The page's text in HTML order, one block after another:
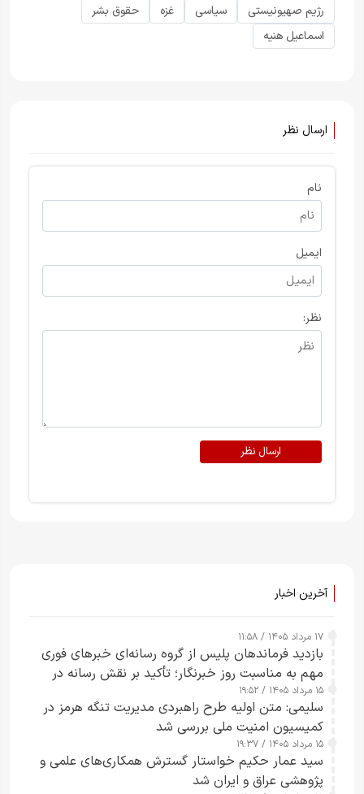
رژیم صهیونیستی
سیاسی غزه
حقوق بشر
اسماعیل هنیه
ارسال نظر
نام
ایمیل
نظر:
ارسال نظر
آخرین اخبار
۱۷ مرداد ۱۴۰۵ / ۱۱:۵۸
بازدید فرماندهان پلیس از گروه رسانه‌ای خبرهای فوری
مهم به مناسبت روز خبرنگار؛ تأکید بر نقش رسانه در
تقویت امنیت و اعتماد عمومی
۱۵ مرداد ۱۴۰۵ / ۱۹:۵۲
سلیمی: متن اولیه طرح راهبردی مدیریت تنگه هرمز در
کمیسیون امنیت ملی بررسی شد
۱۵ مرداد ۱۴۰۵ / ۱۹:۳۷
سید عمار حکیم خواستار گسترش همکاری‌های علمی و
پژوهشی عراق و ایران شد